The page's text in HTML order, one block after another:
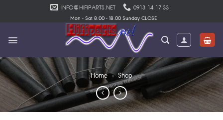
INFO@HIFIPARTS.NET 0913 14.17.33
Mon - Sat 8.00 - 18.00 Sunday CLOSE
Home » Shop